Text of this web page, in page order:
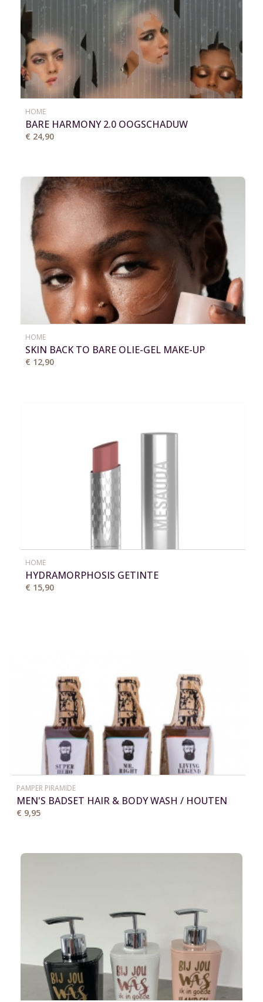
HOME
BARE HARMONY 2.0 OOGSCHADUW
€ 24,90
HOME
SKIN BACK TO BARE OLIE-GEL MAKE-UP
REMOVER
€ 12,90
HOME
HYDRAMORPHOSIS GETINTE
HYDRATERERENDE LIPCONDITIONER
€ 15,90
PAMPER PIRAMIDE
MEN'S BADSET HAIR & BODY WASH / HOUTEN
OPENER
€ 9,95